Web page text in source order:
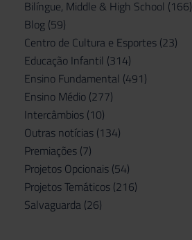
Bilíngue, Middle & High School (166)
Blog (59)
Centro de Cultura e Esportes (23)
Educação Infantil (314)
Ensino Fundamental (491)
Ensino Médio (277)
Intercâmbios (10)
Outras notícias (134)
Premiações (7)
Projetos Opcionais (54)
Projetos Temáticos (216)
Salvaguarda (26)